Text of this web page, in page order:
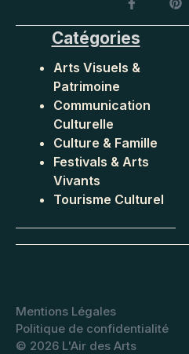
Catégories
Arts Visuels &
Patrimoine
Communication
Culturelle
Culture & Famille
Festivals & Arts
Vivants
Tourisme Culturel
© 2026 L'Air des Arts
Mentions Légales
Politique de confidentialité